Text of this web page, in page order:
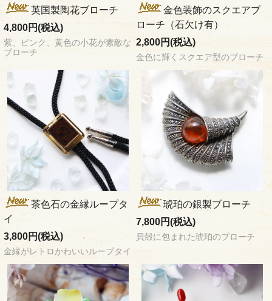
英国製陶花ブローチ
4,800円(税込)
紫、ピンク、黄色の小花が素敵な
ブローチ
金色装飾のスクエアブ
ローチ（石欠け有）
2,800円(税込)
金色に輝くスクエア型のブローチ
茶色石の金縁ループタ
イ
3,800円(税込)
金縁がレトロかわいいループタイ
琥珀の銀製ブローチ
7,800円(税込)
貝殻に包まれた琥珀のブローチ